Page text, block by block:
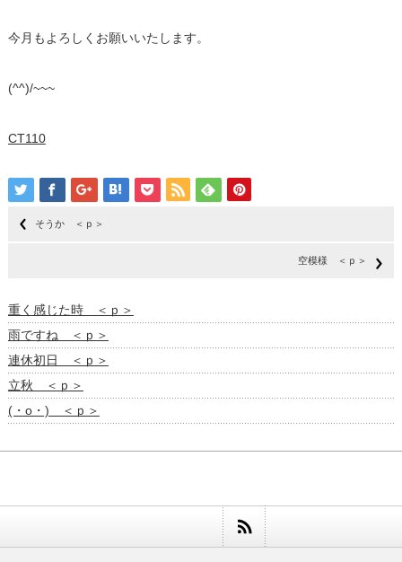
今月もよろしくお願いいたします。
(^^)/~~~
CT110
そうか ＜ｐ＞
空模様 ＜ｐ＞
重く感じた時 ＜ｐ＞
雨ですね ＜ｐ＞
連休初日 ＜ｐ＞
立秋 ＜ｐ＞
(・o・) ＜ｐ＞